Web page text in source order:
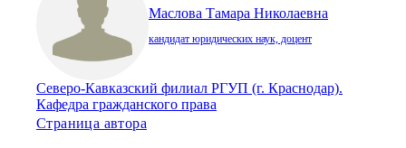
Маслова Тамара Николаевна
кандидат юридических наук, доцент
Северо-Кавказский филиал РГУП (г. Краснодар).
Кафедра гражданского права
Страница автора